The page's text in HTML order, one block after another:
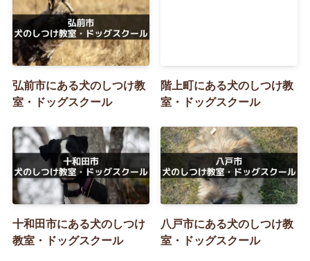
弘前市にある犬のしつけ教
室・ドッグスクール
階上町にある犬のしつけ教
室・ドッグスクール
十和田市にある犬のしつけ
教室・ドッグスクール
八戸市にある犬のしつけ教
室・ドッグスクール